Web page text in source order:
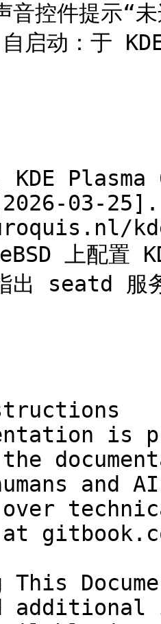
音控件提示“
动：于
Plasma
03-25].
上配置
出 seatd 服
is
and
over
at
This